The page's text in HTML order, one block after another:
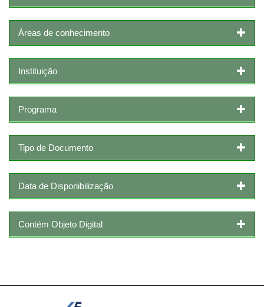
Áreas de conhecimento
Instituição
Programa
Tipo de Documento
Data de Disponibilização
Contém Objeto Digital